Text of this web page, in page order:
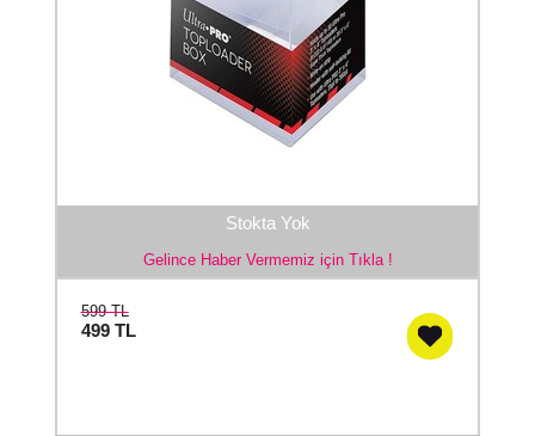
Stokta Yok
Gelince Haber Vermemiz için Tıkla !
599 TL
499 TL